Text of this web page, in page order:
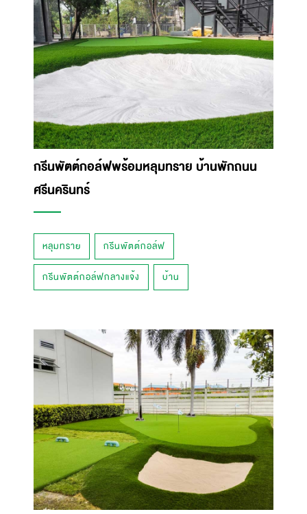
กรีนพัตต์กอล์ฟพร้อมหลุมทราย บ้านพักถนน
ศรีนครินทร์
หลุมทราย กรีนพัตต์กอล์ฟ
กรีนพัตต์กอล์ฟกลางแจ้ง บ้าน